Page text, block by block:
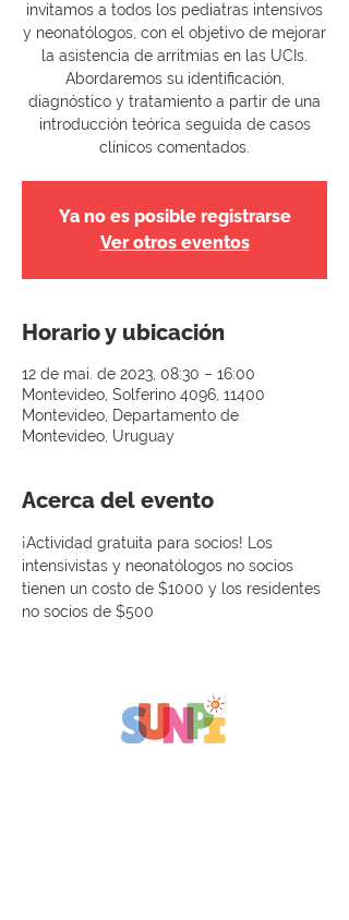
invitamos a todos los pediatras intensivos
y neonatólogos, con el objetivo de mejorar
la asistencia de arritmias en las UCIs.
Abordaremos su identificación,
diagnóstico y tratamiento a partir de una
introducción teórica seguida de casos
clínicos comentados.
Ya no es posible registrarse
Ver otros eventos
Horario y ubicación
12 de mai. de 2023, 08:30 – 16:00
Montevideo, Solferino 4096, 11400
Montevideo, Departamento de
Montevideo, Uruguay
Acerca del evento
¡Actividad gratuita para socios! Los
intensivistas y neonatólogos no socios
tienen un costo de $1000 y los residentes
no socios de $500